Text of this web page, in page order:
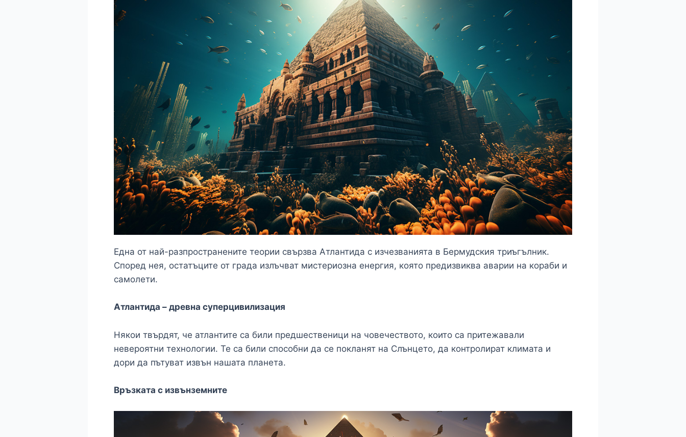
Една от най-разпространените теории свързва Атлантида с изчезванията в Бермудския триъгълник.
Според нея, остатъците от града излъчват мистериозна енергия, която предизвиква аварии на кораби и
самолети.
Атлантида – древна суперцивилизация
Някои твърдят, че атлантите са били предшественици на човечеството, които са притежавали
невероятни технологии. Те са били способни да се покланят на Слънцето, да контролират климата и
дори да пътуват извън нашата планета.
Връзката с извънземните